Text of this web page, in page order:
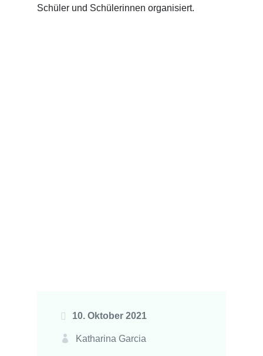
Schüler und Schülerinnen organisiert.
10. Oktober 2021
Katharina Garcia